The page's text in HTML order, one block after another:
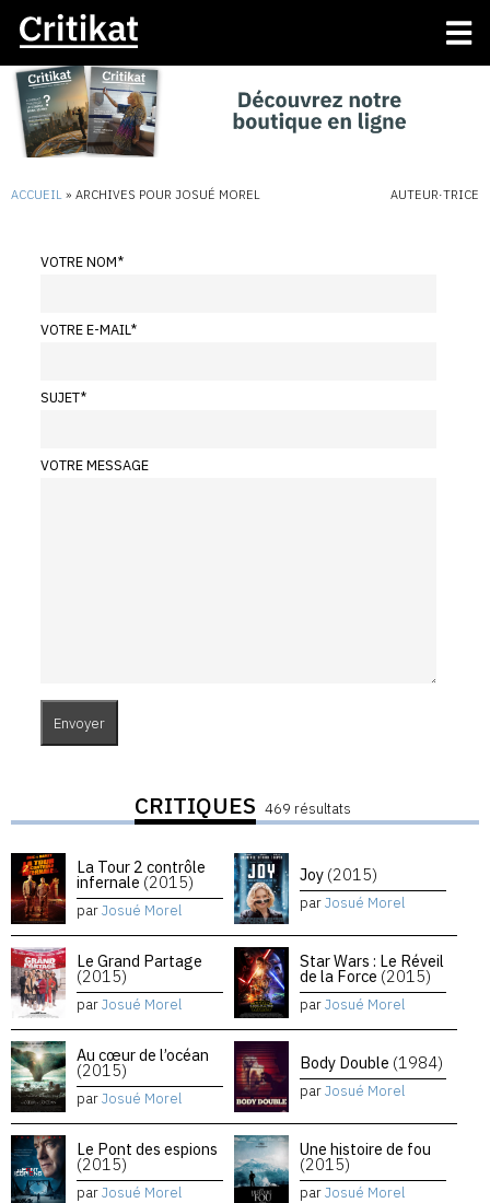
ACCUEIL » ARCHIVES POUR JOSUÉ MOREL AUTEUR·TRICE
VOTRE NOM*
VOTRE E-MAIL*
SUJET*
VOTRE MESSAGE
CRITIQUES 469 résultats
La Tour 2 contrôle
infernale (2015)
parJosué Morel
Joy (2015)
parJosué Morel
Le Grand Partage
(2015)
parJosué Morel
Star Wars : Le Réveil
de la Force (2015)
parJosué Morel
Au cœur de l’océan
(2015)
parJosué Morel
Body Double (1984)
parJosué Morel
Le Pont des espions
(2015)
parJosué Morel
Une histoire de fou
(2015)
parJosué Morel